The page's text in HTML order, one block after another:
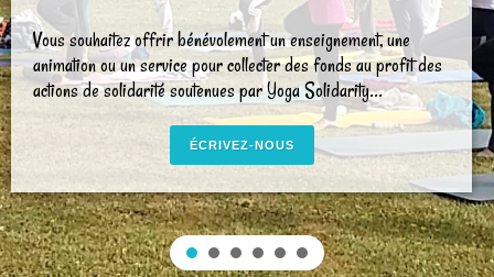
Vous souhaitez offrir bénévolement un enseignement, une
animation ou un service pour collecter des fonds au profit des
actions de solidarité soutenues par Yoga Solidarity...
ÉCRIVEZ-NOUS